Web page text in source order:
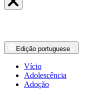
Edição portuguese
Vício
Adolescência
Adoção